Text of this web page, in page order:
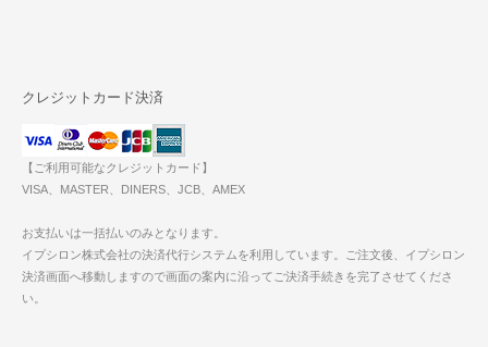
クレジットカード決済
【ご利用可能なクレジットカード】
VISA、MASTER、DINERS、JCB、AMEX
お支払いは一括払いのみとなります。
イプシロン株式会社の決済代行システムを利用しています。ご注文後、イプシロン
決済画面へ移動しますので画面の案内に沿ってご決済手続きを完了させてくださ
い。